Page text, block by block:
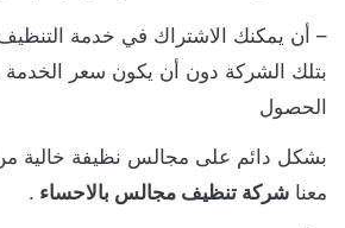
أن يمكنك الاشتراك في خدمة التنظيف
الشركة دون أن يكون سعر الخدمة
دائم على مجالس نظيفة خالية من
شركة تنظيف مجالس بالاحساء.